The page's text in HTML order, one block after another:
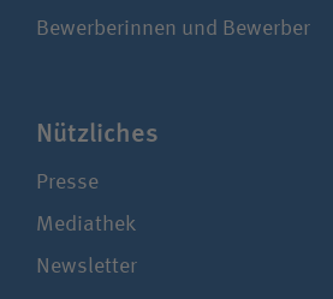
Bewerberinnen und Bewerber
Nützliches
Presse
Mediathek
Newsletter